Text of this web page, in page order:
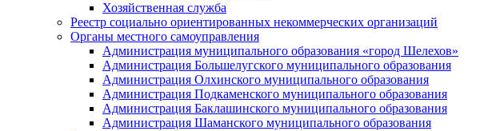
Хозяйственная служба
Реестр социально ориентированных некоммерческих организаций
Органы местного самоуправления
Администрация муниципального образования «город Шелехов»
Администрация Большелугского муниципального образования
Администрация Олхинского муниципального образования
Администрация Подкаменского муниципального образования
Администрация Баклашинского муниципального образования
Администрация Шаманского муниципального образования